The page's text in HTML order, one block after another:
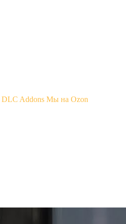
DLC Addons Мы на Ozon